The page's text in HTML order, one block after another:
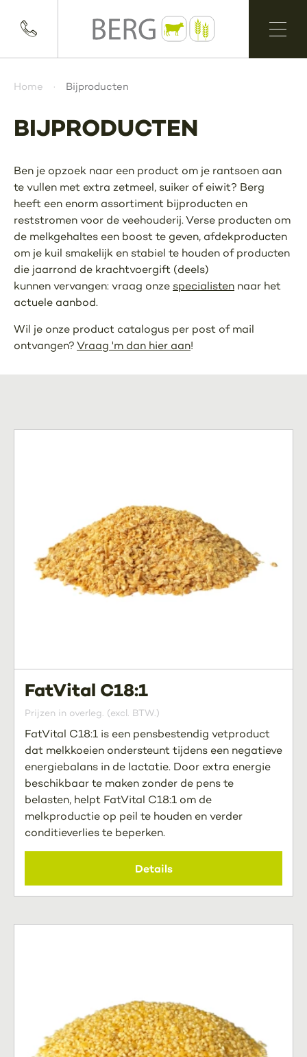
Home Bijproducten
BIJPRODUCTEN
Ben je opzoek naar een product om je rantsoen aan
te vullen met extra zetmeel, suiker of eiwit? Berg
heeft een enorm assortiment bijproducten en
reststromen voor de veehouderij. Verse producten om
de melkgehaltes een boost te geven, afdekproducten
om je kuil smakelijk en stabiel te houden of producten
die jaarrond de krachtvoergift (deels)
kunnen vervangen: vraag onze specialisten naar het
actuele aanbod.
Wil je onze product catalogus per post of mail
ontvangen? Vraag 'm dan hier aan!
FatVital C18:1
Prijzen in overleg. (excl. BTW.)
FatVital C18:1 is een pensbestendig vetproduct
dat melkkoeien ondersteunt tijdens een negatieve
energiebalans in de lactatie. Door extra energie
beschikbaar te maken zonder de pens te
belasten, helpt FatVital C18:1 om de
melkproductie op peil te houden en verder
conditieverlies te beperken.
Details